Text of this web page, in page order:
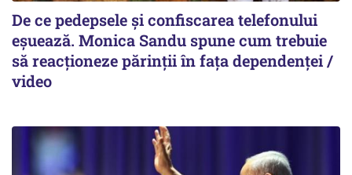
De ce pedepsele și confiscarea telefonului
eșuează. Monica Sandu spune cum trebuie
să reacționeze părinții în fața dependenței /
video